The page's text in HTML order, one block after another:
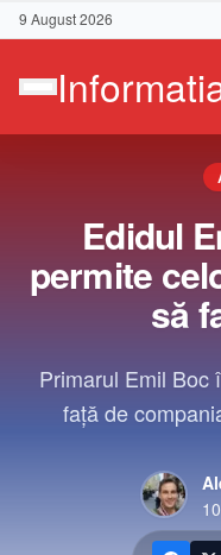
9 August 2026
Edidul
permite
să
Primarul Emil Boc
față de